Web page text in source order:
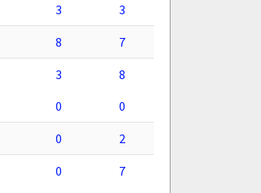
3 3
8 7
3
8
0 0
0 2
0
7